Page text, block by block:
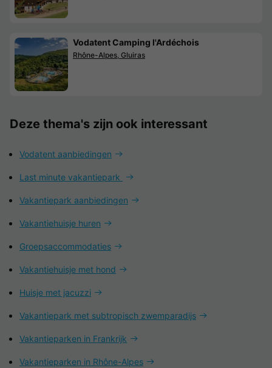
Vodatent Camping l'Ardéchois
Rhône-Alpes, Gluiras
Deze thema's zijn ook interessant
Vodatent aanbiedingen
Last minute vakantiepark
Vakantiepark aanbiedingen
Vakantiehuisje huren
Groepsaccommodaties
Vakantiehuisje met hond
Huisje met jacuzzi
Vakantiepark met subtropisch zwemparadijs
Vakantieparken in Frankrijk
Vakantieparken in Rhône-Alpes